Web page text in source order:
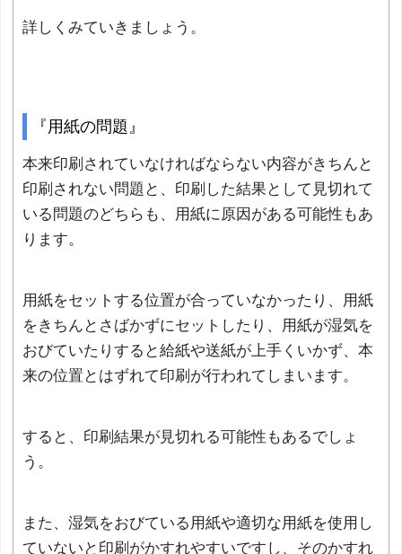
詳しくみていきましょう。
『用紙の問題』
本来印刷されていなければならない内容がきちんと
印刷されない問題と、印刷した結果として見切れて
いる問題のどちらも、用紙に原因がある可能性もあ
ります。
用紙をセットする位置が合っていなかったり、用紙
をきちんとさばかずにセットしたり、用紙が湿気を
おびていたりすると給紙や送紙が上手くいかず、本
来の位置とはずれて印刷が行われてしまいます。
すると、印刷結果が見切れる可能性もあるでしょ
う。
また、湿気をおびている用紙や適切な用紙を使用し
ていないと印刷がかすれやすいですし、そのかすれ